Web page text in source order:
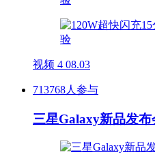
视频 4 08.03
713768人参与
三星Galaxy新品发